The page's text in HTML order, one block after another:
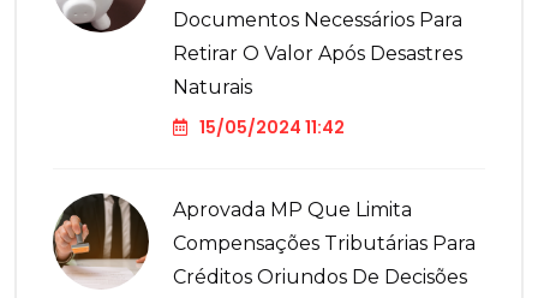
Documentos Necessários Para
Retirar O Valor Após Desastres
Naturais
15/05/2024 11:42
Aprovada MP Que Limita
Compensações Tributárias Para
Créditos Oriundos De Decisões